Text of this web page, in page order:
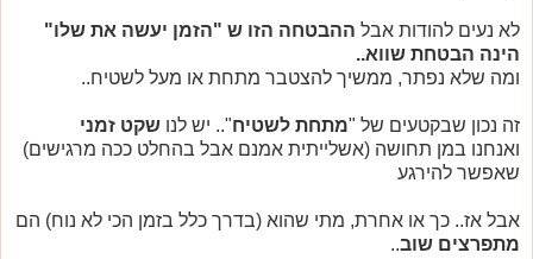
לא נעים להודות אבל ההבטחה הזו ש "הזמן יעשה את שלו"
הינה הבטחת שווא..
ומה שלא נפתר, ממשיך להצטבר מתחת או מעל לשטיח..
זה נכון שבקטעים של "מתחת לשטיח".. יש לנו שקט זמני
ואנחנו במן תחושה (אשלייתית אמנם אבל בהחלט ככה מרגישים)
שאפשר להירגע
אבל אז.. כך או אחרת, מתי שהוא (בדרך כלל בזמן הכי לא נוח) הם
מתפרצים שוב..